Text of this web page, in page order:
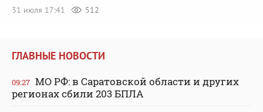
31 июля 17:41
512
ГЛАВНЫЕ НОВОСТИ
09:27 МО РФ: в Саратовской области и других
регионах сбили 203 БПЛА